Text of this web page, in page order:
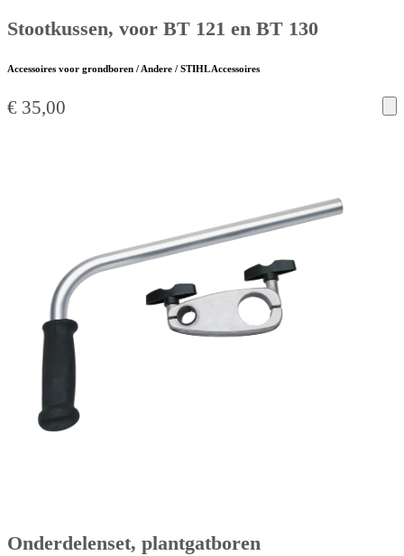
Stootkussen, voor BT 121 en BT 130
Accessoires voor grondboren / Andere / STIHL Accessoires
€ 35,00
Onderdelenset, plantgatboren